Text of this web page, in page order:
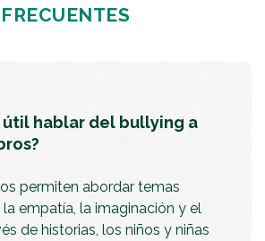
útil hablar del bullying a
permiten abordar temas
empatía, la imaginación y el
de historias, los niños y niñas